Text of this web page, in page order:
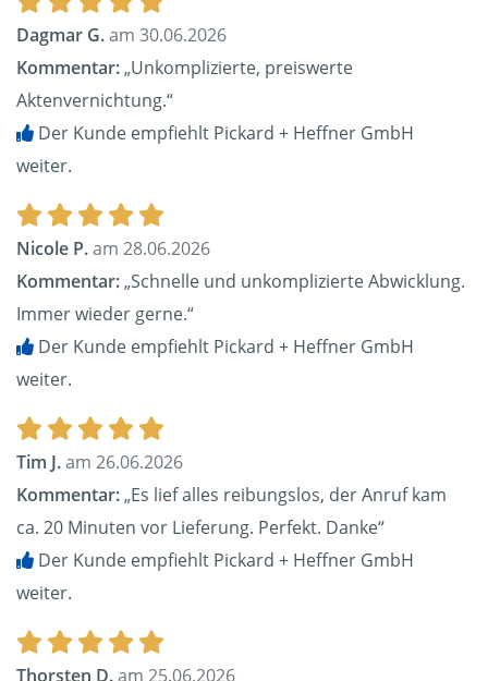
Dagmar G.am 30.06.2026
Kommentar:„Unkomplizierte, preiswerte
Aktenvernichtung.“
Der Kunde empfiehlt Pickard + Heffner GmbH
weiter.
Nicole P.am 28.06.2026
Kommentar:„Schnelle und unkomplizierte Abwicklung.
Immer wieder gerne.“
Der Kunde empfiehlt Pickard + Heffner GmbH
weiter.
Tim J.am 26.06.2026
Kommentar:„Es lief alles reibungslos, der Anruf kam
ca. 20 Minuten vor Lieferung. Perfekt. Danke“
Der Kunde empfiehlt Pickard + Heffner GmbH
weiter.
Thorsten D.am 25.06.2026